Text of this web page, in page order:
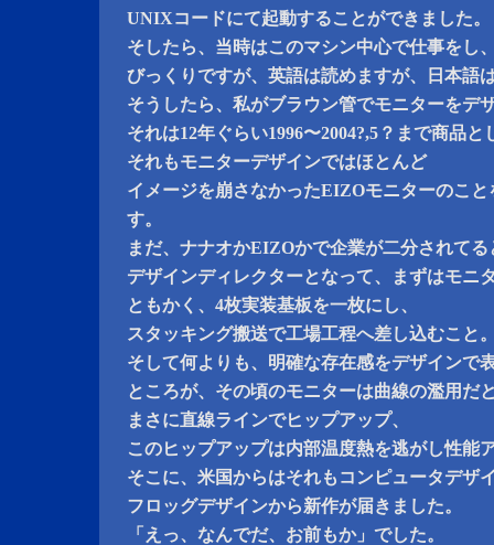
UNIXコードにて起動することができました。
そしたら、当時はこのマシン中心で仕事をし
びっくりですが、英語は読めますが、日本語
そうしたら、私がブラウン管でモニターをデ
それは12年ぐらい1996〜2004?,5？まで商品
それもモニターデザインではほとんど
イメージを崩さなかったEIZOモニターのこ
す。
まだ、ナナオかEIZOかで企業が二分されてる
デザインディレクターとなって、まずはモニ
ともかく、4枚実装基板を一枚にし、
スタッキング搬送で工場工程へ差し込むこと
そして何よりも、明確な存在感をデザインで
ところが、その頃のモニターは曲線の濫用だ
まさに直線ラインでヒップアップ、
このヒップアップは内部温度熱を逃がし性能
そこに、米国からはそれもコンピュータデザ
フロッグデザインから新作が届きました。
「えっ、なんでだ、お前もか」でした。